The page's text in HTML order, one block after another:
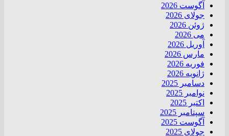
آگوست 2026
جولای 2026
ژوئن 2026
می 2026
آوریل 2026
مارس 2026
فوریه 2026
ژانویه 2026
دسامبر 2025
نوامبر 2025
اکتبر 2025
سپتامبر 2025
آگوست 2025
جولای 2025